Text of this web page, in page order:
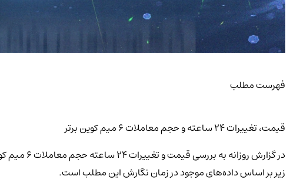
فهرست مطلب
قیمت، تغییرات 24 ساعته و حجم معاملات 6 میم کوین برتر
در
زیر بر اساس داده‌های موجود در زمان نگارش این مطلب است.